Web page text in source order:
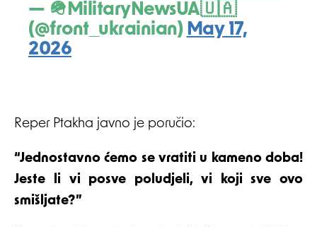
— 🪖MilitaryNewsUA🇺🇦
(@front_ukrainian) May 17,
2026
Reper Ptakha javno je poručio:
“Jednostavno ćemo se vratiti u kameno doba!
Jeste li vi posve poludjeli, vi koji sve ovo
smišljate?”